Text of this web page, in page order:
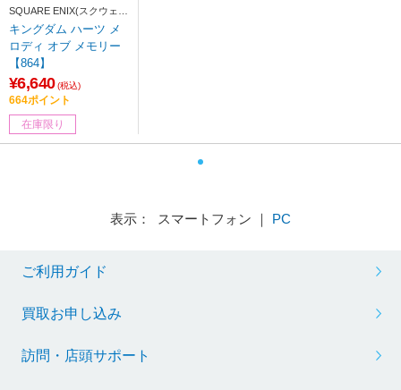
SQUARE ENIX(スクウェ
ア・エニックス)
キングダム ハーツ メ
ロディ オブ メモリー
【864】
¥6,640 (税込)
664ポイント
在庫限り
表示： スマートフォン ｜ PC
ご利用ガイド
買取お申し込み
訪問・店頭サポート